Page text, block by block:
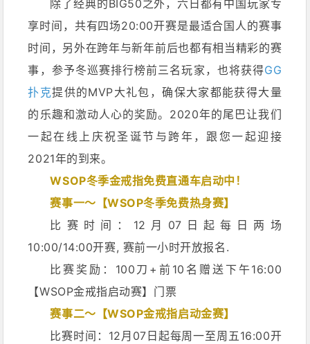
除了经典的BIG50之外，六日都有中国玩家专
享时间，共有四场20:00开赛是最适合国人的赛事
时间，另外在跨年与新年前后也都有相当精彩的赛
事，参予冬巡赛排行榜前三名玩家，也将获得GG
扑克提供的MVP大礼包，确保大家都能获得大量
的乐趣和激动人心的奖励。2020年的尾巴让我们
一起在线上庆祝圣诞节与跨年，跟您一起迎接
2021年的到来。
WSOP冬季金戒指免费直通车启动中！
赛事一～【WSOP冬季免费热身赛】
比赛时间：12月07日起每日两场
10:00/14:00开赛, 赛前一小时开放报名.
比赛奖励：100刀+前10名赠送下午16:00
【WSOP金戒指启动赛】门票
赛事二～【WSOP金戒指启动金赛】
比赛时间：12月07日起每周一至周五16:00开